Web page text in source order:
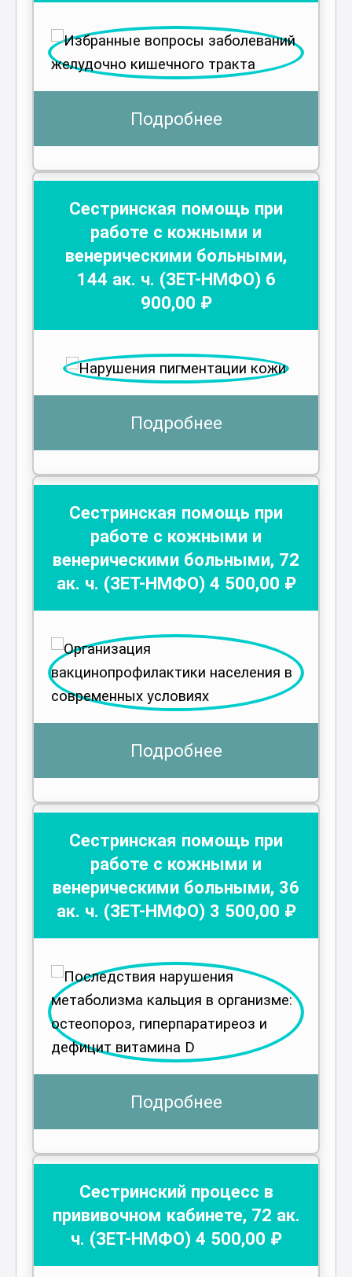
Подробнее
Сестринская помощь при
работе с кожными и
венерическими больными,
144 ак. ч. (ЗЕТ-НМФО) 6
900,00 ₽
Подробнее
Сестринская помощь при
работе с кожными и
венерическими больными, 72
ак. ч. (ЗЕТ-НМФО) 4 500,00 ₽
Подробнее
Сестринская помощь при
работе с кожными и
венерическими больными, 36
ак. ч. (ЗЕТ-НМФО) 3 500,00 ₽
Подробнее
Сестринский процесс в
прививочном кабинете, 72 ак.
ч. (ЗЕТ-НМФО) 4 500,00 ₽